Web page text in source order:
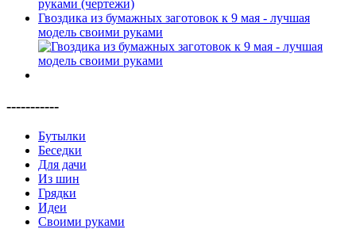
Гвоздика из бумажных заготовок к 9 мая - лучшая
модель своими руками
-----------
Бутылки
Беседки
Для дачи
Из шин
Грядки
Идеи
Своими руками